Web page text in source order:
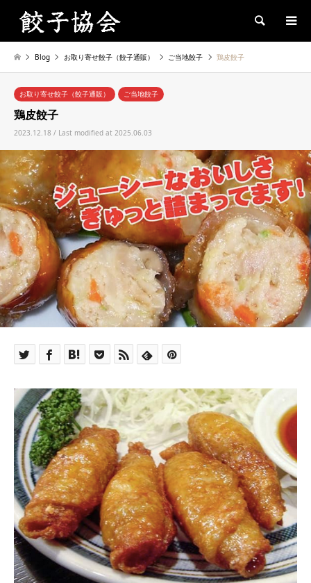
Search
Blog お取り寄せ餃子（餃子通販） ご当地餃子 鶏皮餃子
お取り寄せ餃子（餃子通販） ご当地餃子
鶏皮餃子
2023.12.18 / Last modified at 2025.06.03